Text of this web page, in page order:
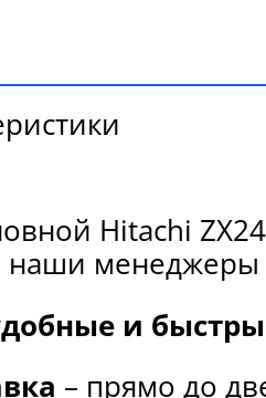
Hitachi
менеджеры
и
– прямо до